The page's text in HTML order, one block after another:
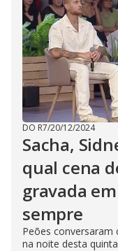
DO R7/20/12/2024
Sacha,
qual cena
gravada
sempre
Peões conversaram
na noite desta